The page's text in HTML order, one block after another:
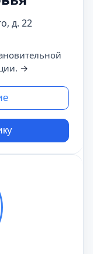
д. 22
→